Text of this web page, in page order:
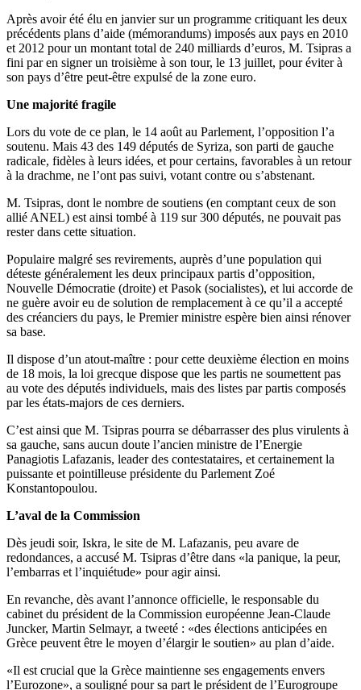
Après avoir été élu en janvier sur un programme critiquant les deux
précédents plans d’aide (mémorandums) imposés aux pays en 2010
et 2012 pour un montant total de 240 milliards d’euros, M. Tsipras a
fini par en signer un troisième à son tour, le 13 juillet, pour éviter à
son pays d’être peut-être expulsé de la zone euro.
Une majorité fragile
Lors du vote de ce plan, le 14 août au Parlement, l’opposition l’a
soutenu. Mais 43 des 149 députés de Syriza, son parti de gauche
radicale, fidèles à leurs idées, et pour certains, favorables à un retour
à la drachme, ne l’ont pas suivi, votant contre ou s’abstenant.
M. Tsipras, dont le nombre de soutiens (en comptant ceux de son
allié ANEL) est ainsi tombé à 119 sur 300 députés, ne pouvait pas
rester dans cette situation.
Populaire malgré ses revirements, auprès d’une population qui
déteste généralement les deux principaux partis d’opposition,
Nouvelle Démocratie (droite) et Pasok (socialistes), et lui accorde de
ne guère avoir eu de solution de remplacement à ce qu’il a accepté
des créanciers du pays, le Premier ministre espère bien ainsi rénover
sa base.
Il dispose d’un atout-maître : pour cette deuxième élection en moins
de 18 mois, la loi grecque dispose que les partis ne soumettent pas
au vote des députés individuels, mais des listes par partis composés
par les états-majors de ces derniers.
C’est ainsi que M. Tsipras pourra se débarrasser des plus virulents à
sa gauche, sans aucun doute l’ancien ministre de l’Energie
Panagiotis Lafazanis, leader des contestataires, et certainement la
puissante et pointilleuse présidente du Parlement Zoé
Konstantopoulou.
L’aval de la Commission
Dès jeudi soir, Iskra, le site de M. Lafazanis, peu avare de
redondances, a accusé M. Tsipras d’être dans «la panique, la peur,
l’embarras et l’inquiétude» pour agir ainsi.
En revanche, dès avant l’annonce officielle, le responsable du
cabinet du président de la Commission européenne Jean-Claude
Juncker, Martin Selmayr, a tweeté : «des élections anticipées en
Grèce peuvent être le moyen d’élargir le soutien» au plan d’aide.
«Il est crucial que la Grèce maintienne ses engagements envers
l’Eurozone», a souligné pour sa part le président de l’Eurogroupe